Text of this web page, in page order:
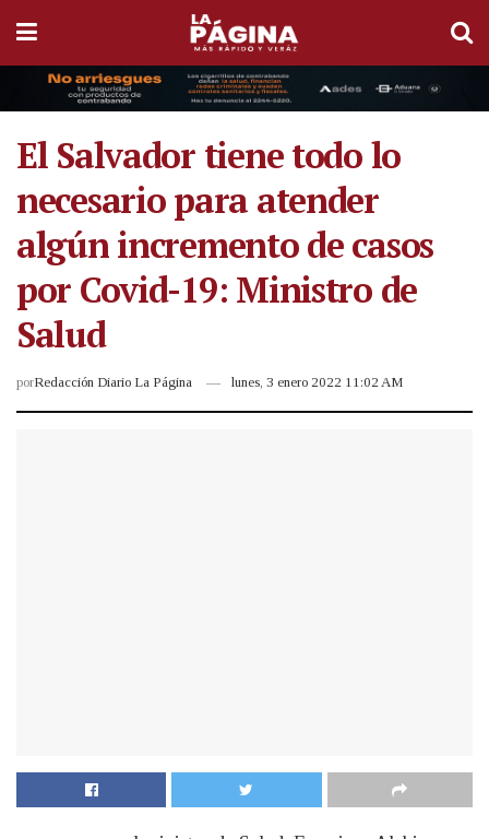
El Salvador tiene todo lo
necesario para atender
algún incremento de casos
por Covid-19: Ministro de
Salud
porRedacción Diario La Página lunes, 3 enero 2022 11:02 AM